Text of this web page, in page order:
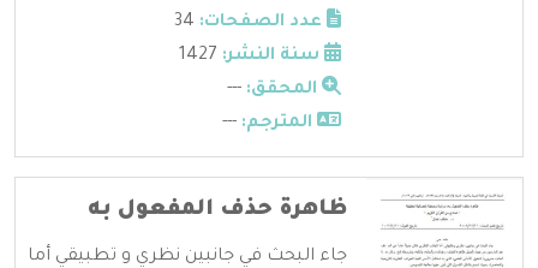
عدد الصفحات:
سنة النشر:
المحقق: ---
المترجم: ---
ظاهرة حذف المفعول به
جاء البحث في جانبين نظري و تطبيقي أما